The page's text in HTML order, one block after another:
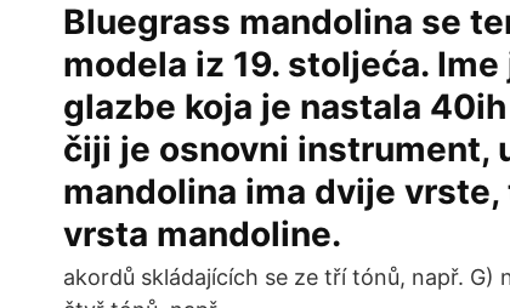
Bluegrass mandolina se
modela iz 19. stoljeća.
glazbe koja je nastala
čiji je osnovni instrument,
mandolina ima dvije
vrsta mandoline.
akordů skládajících se ze tří tónů, např.